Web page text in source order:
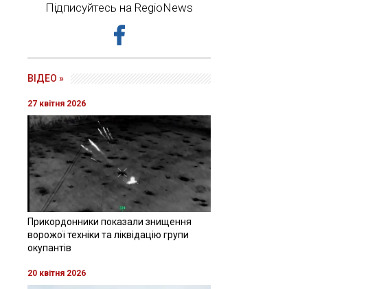
Підписуйтесь на RegioNews
ВІДЕО »
27 квітня 2026
Прикордонники показали знищення
ворожої техніки та ліквідацію групи
окупантів
20 квітня 2026